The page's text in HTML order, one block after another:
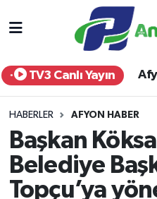
TV3 Canlı Yayın
HABERLER AFYON HABER
Başkan
Belediye
Topçu’ya
Yurt Haber
Afyon Haber
Siyaset
Afyonkarahisar
Afyonkarahisar Hava
Afyonkarahisar